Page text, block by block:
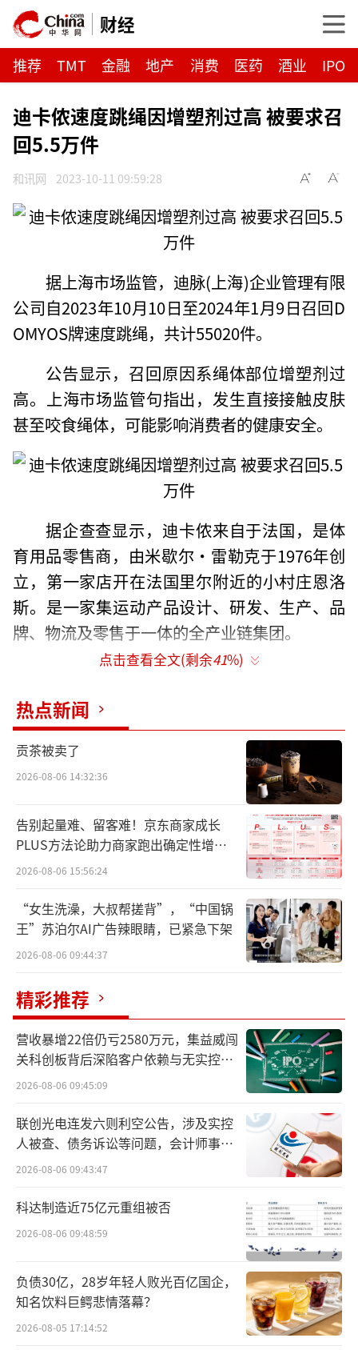
财经
推荐 TMT 金融 地产 消费 医药 酒业 IPO
迪卡侬速度跳绳因增塑剂过高 被要求召
回5.5万件
和讯网 2023-10-11 09:59:28
据上海市场监管，迪脉(上海)企业管理有限
公司自2023年10月10日至2024年1月9日召回D
OMYOS牌速度跳绳，共计55020件。
公告显示，召回原因系绳体部位增塑剂过
高。上海市场监管句指出，发生直接接触皮肤
甚至咬食绳体，可能影响消费者的健康安全。
据企查查显示，迪卡侬来自于法国，是体
育用品零售商，由米歇尔·雷勒克于1976年创
立，第一家店开在法国里尔附近的小村庄恩洛
斯。是一家集运动产品设计、研发、生产、品
牌、物流及零售于一体的全产业链集团。
1994年，迪卡侬在中国广州的生产办公室
成立，并于2003年11月在上海浦东成立第一家
中国迪卡侬商场。截至2020年1月底，在中国已
经有308家商场实体店遍布全国约116个城市，
同时2009年起步的电子商务业务已经覆盖超40
而此次召回事件的生产者主体系迪脉(上海)
企业管理有限公司成立于2012年，是一家外国
洲公司。
值得注意的是，近年来，该公司曾多次因
裤、头盔及睡袋等多样产品不合格。今年7月，
该公司曾因销售不合格产品，被上海市市场监
管局罚款79万余元并没收违法所得10万余元。
（责任编辑：zx0280）
点击查看全文(剩余41%)
热点新闻
贡茶被卖了
2026-08-06 14:32:36
告别起量难、留客难！京东商家成长
PLUS方法论助力商家跑出确定性增长
路径
2026-08-06 15:56:24
“女生洗澡，大叔帮搓背”，“中国锅
王”苏泊尔AI广告辣眼睛，已紧急下架
2026-08-06 09:44:37
精彩推荐
营收暴增22倍仍亏2580万元，集益威闯
关科创板背后深陷客户依赖与无实控人
困局
2026-08-06 09:45:09
联创光电连发六则利空公告，涉及实控
人被查、债务诉讼等问题，会计师事务
所曾出具“保留意见”
2026-08-06 09:43:47
科达制造近75亿元重组被否
2026-08-06 09:48:59
负债30亿，28岁年轻人败光百亿国企，
知名饮料巨鳄悲情落幕？
2026-08-05 17:14:52